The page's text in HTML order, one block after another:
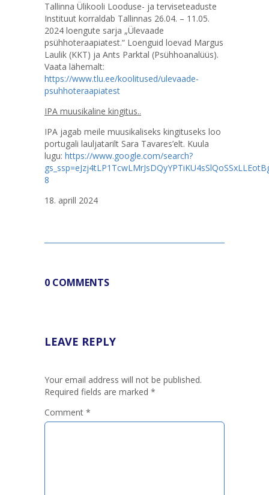
Tallinna Ülikooli Looduse- ja terviseteaduste
Instituut korraldab Tallinnas 26.04. – 11.05.
2024 loengute sarja „Ülevaade
psühhoteraapiatest.“ Loenguid loevad Margus
Laulik (KKT) ja Ants Parktal (Psühhoanalüüs).
Vaata lähemalt:
https://www.tlu.ee/koolitused/ulevaade-
psuhhoteraapiatest
IPA muusikaline kingitus..
IPA jagab meile muusikaliseks kingituseks loo
portugali lauljatarilt Sara Tavares’elt. Kuula
lugu: https://www.google.com/search?
8
18. aprill 2024
0 COMMENTS
LEAVE REPLY
Your email address will not be published.
Required fields are marked *
Comment *